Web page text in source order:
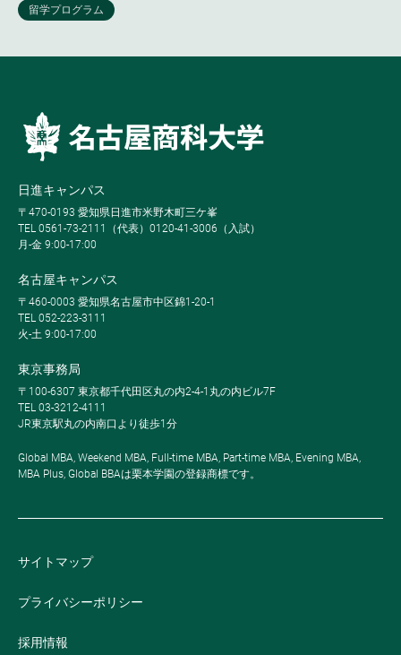
日進キャンパス
〒470-0193 愛知県日進市米野木町三ケ峯
TEL 0561-73-2111（代表）0120-41-3006（入試）
月-金 9:00-17:00
名古屋キャンパス
〒460-0003 愛知県名古屋市中区錦1-20-1
TEL 052-223-3111
火-土 9:00-17:00
東京事務局
〒100-6307 東京都千代田区丸の内2-4-1丸の内ビル7F
TEL 03-3212-4111
JR東京駅丸の内南口より徒歩1分
Global MBA, Weekend MBA, Full-time MBA, Part-time MBA, Evening MBA,
MBA Plus, Global BBAは栗本学園の登録商標です。
サイトマップ
プライバシーポリシー
採用情報